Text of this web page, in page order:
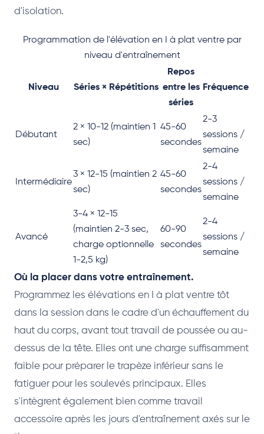
d'isolation.
Programmation de l'élévation en I à plat ventre par
niveau d'entraînement
Niveau Séries × Répétitions
Repos
entre les
séries
Fréquence
Débutant
2 × 10-12 (maintien 1
sec)
45-60
secondes
2-3
sessions /
semaine
Intermédiaire
3 × 12-15 (maintien 2
sec)
45-60
secondes
2-4
sessions /
semaine
Avancé
3-4 × 12-15
(maintien 2-3 sec,
charge optionnelle
1-2,5 kg)
60-90
secondes
2-4
sessions /
semaine
Où la placer dans votre entraînement.
Programmez les élévations en I à plat ventre tôt
dans la session dans le cadre d'un échauffement du
haut du corps, avant tout travail de poussée ou au-
dessus de la tête. Elles ont une charge suffisamment
faible pour préparer le trapèze inférieur sans le
fatiguer pour les soulevés principaux. Elles
s'intègrent également bien comme travail
accessoire après les jours d'entraînement axés sur le